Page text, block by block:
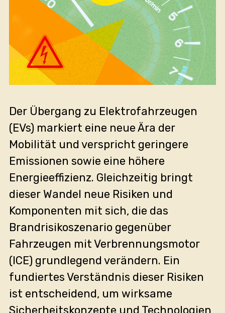
Der Übergang zu Elektrofahrzeugen
(EVs) markiert eine neue Ära der
Mobilität und verspricht geringere
Emissionen sowie eine höhere
Energieeffizienz. Gleichzeitig bringt
dieser Wandel neue Risiken und
Komponenten mit sich, die das
Brandrisikoszenario gegenüber
Fahrzeugen mit Verbrennungsmotor
(ICE) grundlegend verändern. Ein
fundiertes Verständnis dieser Risiken
ist entscheidend, um wirksame
Sicherheitskonzepte und Technologien